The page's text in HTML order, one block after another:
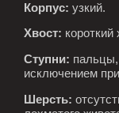
Корпус: узкий.
Хвост: короткий
Ступни:
исключением
Шерсть: